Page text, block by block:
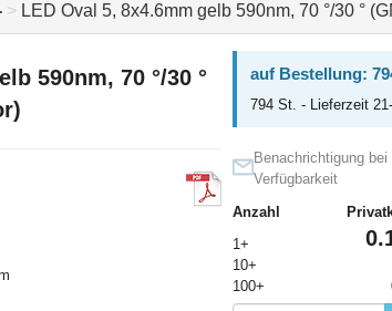
> LED Oval 5, 8x4.6mm gelb 590nm, 70 °/30 °
590nm, 70 °/30 °
auf Bestellung:
794 St. - Lieferzeit
Benachrichtigung bei
Verfügbarkeit
Anzahl
1+
10+
100+